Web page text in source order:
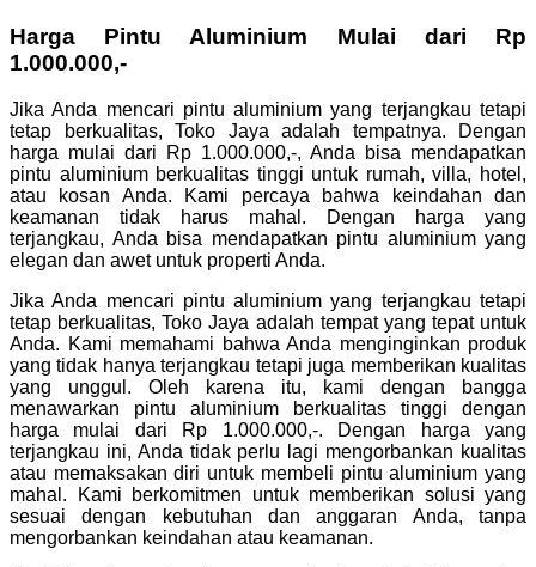
Harga Pintu Aluminium Mulai dari Rp
1.000.000,-
Jika Anda mencari pintu aluminium yang terjangkau tetapi
tetap berkualitas, Toko Jaya adalah tempatnya. Dengan
harga mulai dari Rp 1.000.000,-, Anda bisa mendapatkan
pintu aluminium berkualitas tinggi untuk rumah, villa, hotel,
atau kosan Anda. Kami percaya bahwa keindahan dan
keamanan tidak harus mahal. Dengan harga yang
terjangkau, Anda bisa mendapatkan pintu aluminium yang
elegan dan awet untuk properti Anda.
Jika Anda mencari pintu aluminium yang terjangkau tetapi
tetap berkualitas, Toko Jaya adalah tempat yang tepat untuk
Anda. Kami memahami bahwa Anda menginginkan produk
yang tidak hanya terjangkau tetapi juga memberikan kualitas
yang unggul. Oleh karena itu, kami dengan bangga
menawarkan pintu aluminium berkualitas tinggi dengan
harga mulai dari Rp 1.000.000,-. Dengan harga yang
terjangkau ini, Anda tidak perlu lagi mengorbankan kualitas
atau memaksakan diri untuk membeli pintu aluminium yang
mahal. Kami berkomitmen untuk memberikan solusi yang
sesuai dengan kebutuhan dan anggaran Anda, tanpa
mengorbankan keindahan atau keamanan.